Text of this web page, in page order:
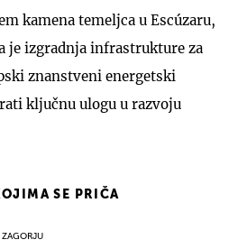
kamena temeljca u Escúzaru,
je izgradnja infrastrukture za
znanstveni energetski
ključnu ulogu u razvoju
SE PRIČA
ZAGORJU